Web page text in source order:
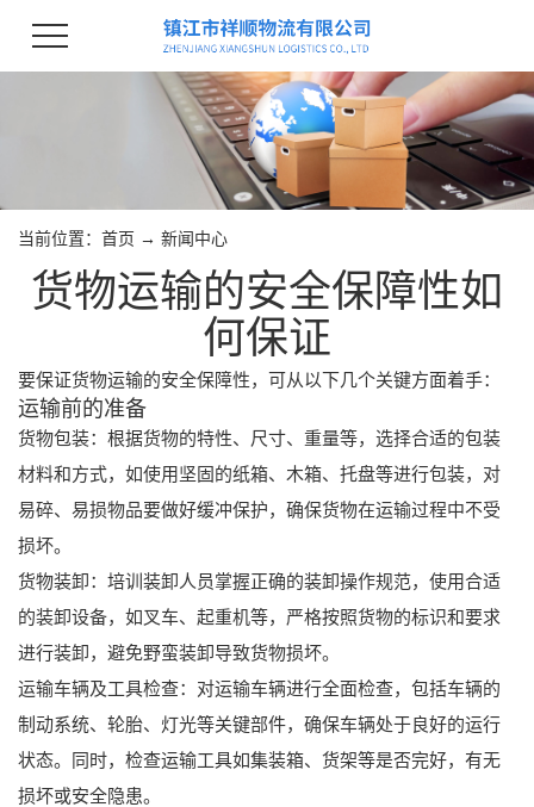
当前位置： 首页 → 新闻中心
货物运输的安全保障性如
何保证
要保证货物运输的安全保障性，可从以下几个关键方面着手：
运输前的准备
货物包装：根据货物的特性、尺寸、重量等，选择合适的包装
材料和方式，如使用坚固的纸箱、木箱、托盘等进行包装，对
易碎、易损物品要做好缓冲保护，确保货物在运输过程中不受
损坏。
货物装卸：培训装卸人员掌握正确的装卸操作规范，使用合适
的装卸设备，如叉车、起重机等，严格按照货物的标识和要求
进行装卸，避免野蛮装卸导致货物损坏。
运输车辆及工具检查：对运输车辆进行全面检查，包括车辆的
制动系统、轮胎、灯光等关键部件，确保车辆处于良好的运行
状态。同时，检查运输工具如集装箱、货架等是否完好，有无
损坏或安全隐患。